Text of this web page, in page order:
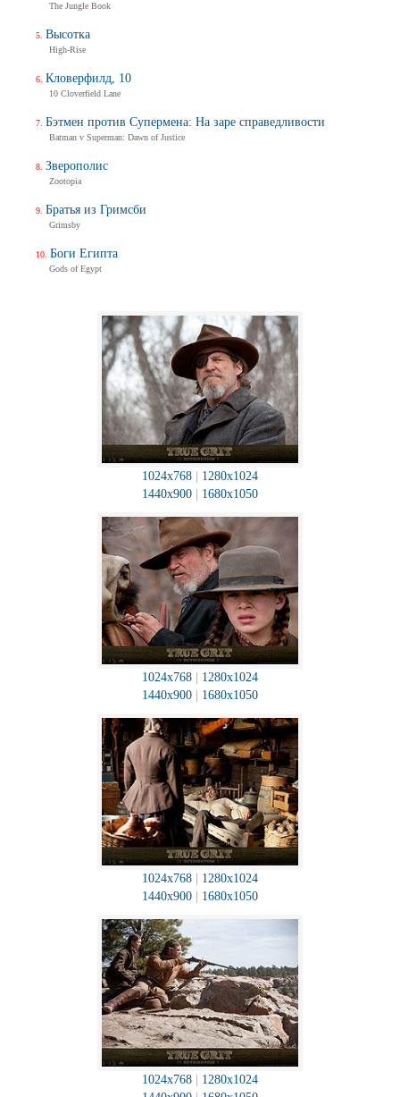
1024x768
1280x1024
1440x900
1680x1050
1024x768
1280x1024
1440x900
1680x1050
1024x768
1280x1024
1440x900
1680x1050
1024x768
1280x1024
The Jungle Book
Высотка
High-Rise
Кловерфилд, 10
10 Cloverfield Lane
Бэтмен против Супермена: На заре справедливости
Batman v Superman: Dawn of Justice
Зверополис
Zootopia
Братья из Гримсби
Grimsby
Боги Египта
Gods of Egypt